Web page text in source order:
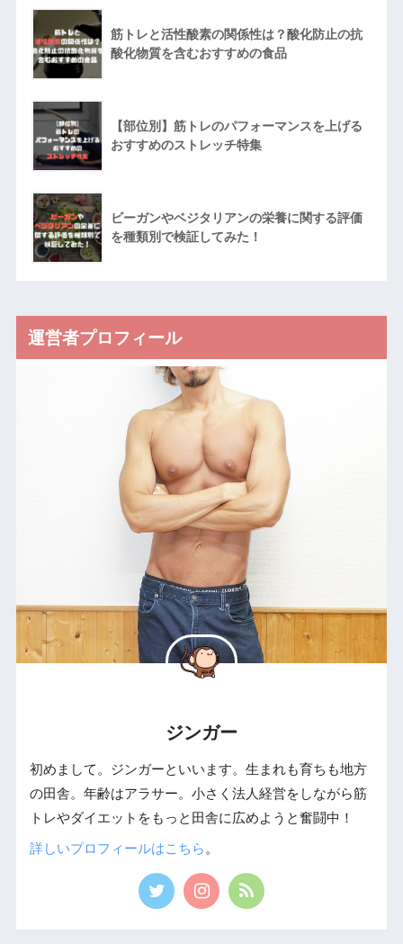
筋トレと活性酸素の関係性は？酸化防止の抗
酸化物質を含むおすすめの食品
【部位別】筋トレのパフォーマンスを上げる
おすすめのストレッチ特集
ビーガンやベジタリアンの栄養に関する評価
を種類別で検証してみた！
運営者プロフィール
ジンガー
初めまして。ジンガーといいます。生まれも育ちも地方
の田舎。年齢はアラサー。小さく法人経営をしながら筋
トレやダイエットをもっと田舎に広めようと奮闘中！
詳しいプロフィールはこちら。